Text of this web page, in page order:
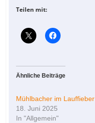
Teilen mit:
Ähnliche Beiträge
Mühlbacher im Lauffieber
18. Juni 2025
In "Allgemein"